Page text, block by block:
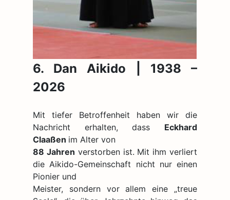
6. Dan Aikido | 1938 –
2026
Mit tiefer Betroffenheit haben wir die
Nachricht erhalten, dass Eckhard
Claaßen im Alter von
88 Jahren verstorben ist. Mit ihm verliert
die Aikido-Gemeinschaft nicht nur einen
Pionier und
Meister, sondern vor allem eine „treue